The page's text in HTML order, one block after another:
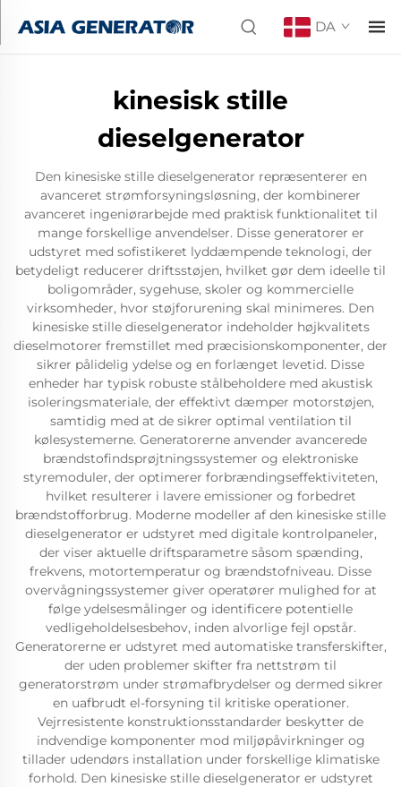
DA
kinesisk stille
dieselgenerator
Den kinesiske stille dieselgenerator repræsenterer en
avanceret strømforsyningsløsning, der kombinerer
avanceret ingeniørarbejde med praktisk funktionalitet til
mange forskellige anvendelser. Disse generatorer er
udstyret med sofistikeret lyddæmpende teknologi, der
betydeligt reducerer driftsstøjen, hvilket gør dem ideelle til
boligområder, sygehuse, skoler og kommercielle
virksomheder, hvor støjforurening skal minimeres. Den
kinesiske stille dieselgenerator indeholder højkvalitets
dieselmotorer fremstillet med præcisionskomponenter, der
sikrer pålidelig ydelse og en forlænget levetid. Disse
enheder har typisk robuste stålbeholdere med akustisk
isoleringsmateriale, der effektivt dæmper motorstøjen,
samtidig med at de sikrer optimal ventilation til
kølesystemerne. Generatorerne anvender avancerede
brændstofindsprøjtningssystemer og elektroniske
styremoduler, der optimerer forbrændingseffektiviteten,
hvilket resulterer i lavere emissioner og forbedret
brændstofforbrug. Moderne modeller af den kinesiske stille
dieselgenerator er udstyret med digitale kontrolpaneler,
der viser aktuelle driftsparametre såsom spænding,
frekvens, motortemperatur og brændstofniveau. Disse
overvågningssystemer giver operatører mulighed for at
følge ydelsesmålinger og identificere potentielle
vedligeholdelsesbehov, inden alvorlige fejl opstår.
Generatorerne er udstyret med automatiske transferskifter,
der uden problemer skifter fra nettstrøm til
generatorstrøm under strømafbrydelser og dermed sikrer
en uafbrudt el-forsyning til kritiske operationer.
Vejrresistente konstruktionsstandarder beskytter de
indvendige komponenter mod miljøpåvirkninger og
tillader udendørs installation under forskellige klimatiske
forhold. Den kinesiske stille dieselgenerator er udstyret